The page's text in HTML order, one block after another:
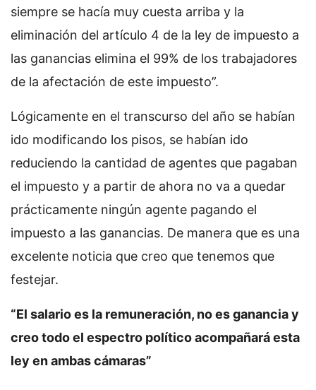
siempre se hacía muy cuesta arriba y la
eliminación del artículo 4 de la ley de impuesto a
las ganancias elimina el 99% de los trabajadores
de la afectación de este impuesto”.
Lógicamente en el transcurso del año se habían
ido modificando los pisos, se habían ido
reduciendo la cantidad de agentes que pagaban
el impuesto y a partir de ahora no va a quedar
prácticamente ningún agente pagando el
impuesto a las ganancias. De manera que es una
excelente noticia que creo que tenemos que
festejar.
“El salario es la remuneración, no es ganancia y
creo todo el espectro político acompañará esta
ley en ambas cámaras”